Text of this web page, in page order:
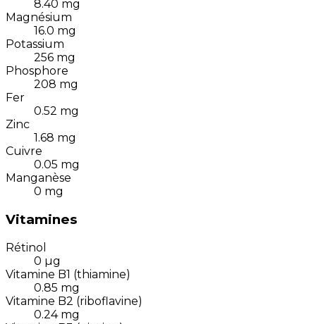
8.40 mg
Magnésium
16.0 mg
Potassium
256 mg
Phosphore
208 mg
Fer
0.52 mg
Zinc
1.68 mg
Cuivre
0.05 mg
Manganèse
0 mg
Vitamines
Rétinol
0 µg
Vitamine B1 (thiamine)
0.85 mg
Vitamine B2 (riboflavine)
0.24 mg